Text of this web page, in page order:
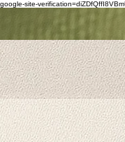
google-site-